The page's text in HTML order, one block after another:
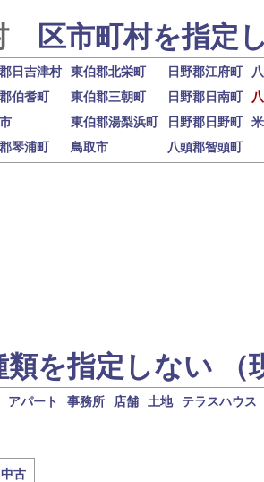
区市町村を指定
日吉津村 東伯郡北栄町 日野郡江府町
伯耆町 東伯郡三朝町 日野郡日南町
東伯郡湯梨浜町 日野郡日野町
琴浦町 鳥取市 八頭郡智頭町
類を指定しない （
アパート 事務所 店舗 土地 テラスハウス
中古